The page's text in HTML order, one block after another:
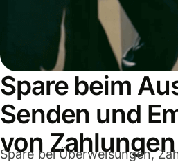
Spare beim
Senden und
von Zahlungen
Spare bei Überweisungen,